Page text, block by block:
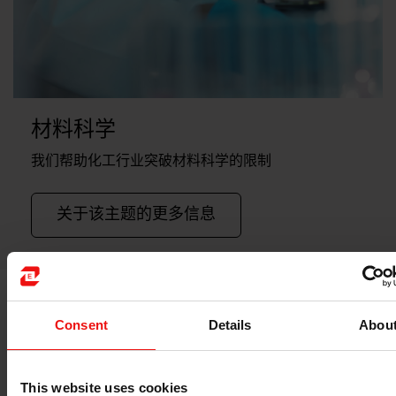
Consent Details
This website uses cookies
材料科学
我们帮助化工行业突破材料科学的限制
关于该主题的更多信息